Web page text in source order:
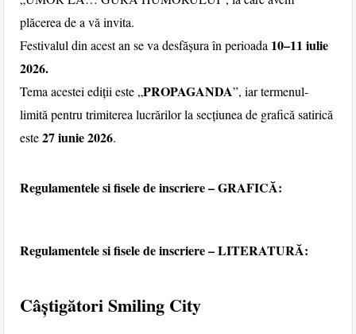
plăcerea de a vă invita.
Festivalul din acest an se va desfășura în perioada 10–11 iulie
2026.
Tema acestei ediții este „PROPAGANDA”, iar termenul-
limită pentru trimiterea lucrărilor la secțiunea de grafică satirică
este27 iunie 2026.
Regulamentele si fisele de inscriere – GRAFICĂ:
Regulamentele si fisele de inscriere – LITERATURĂ:
Câștigători Smiling City